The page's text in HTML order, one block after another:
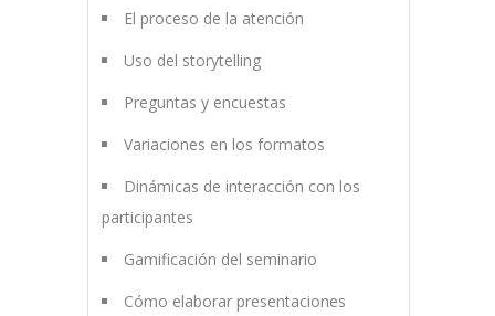
El proceso de la atención
Uso del storytelling
Preguntas y encuestas
Variaciones en los formatos
Dinámicas de interacción con los
participantes
Gamificación del seminario
Cómo elaborar presentaciones